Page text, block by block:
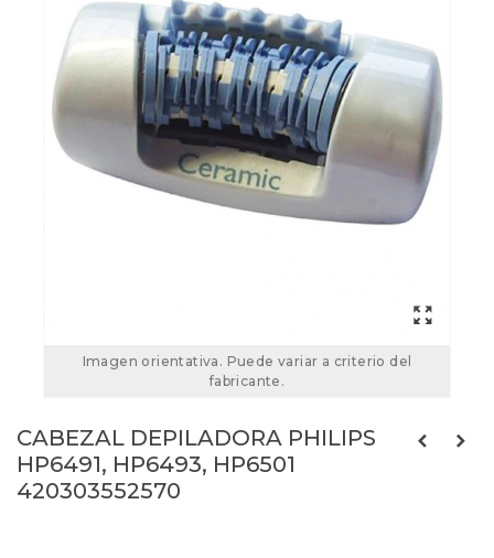
Imagen orientativa. Puede variar a criterio del
fabricante.
CABEZAL DEPILADORA PHILIPS
HP6491, HP6493, HP6501
420303552570